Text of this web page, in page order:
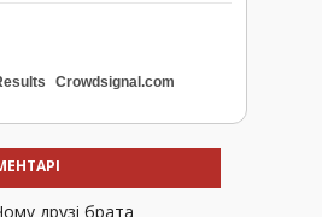
Crowdsignal.com
друзі брата